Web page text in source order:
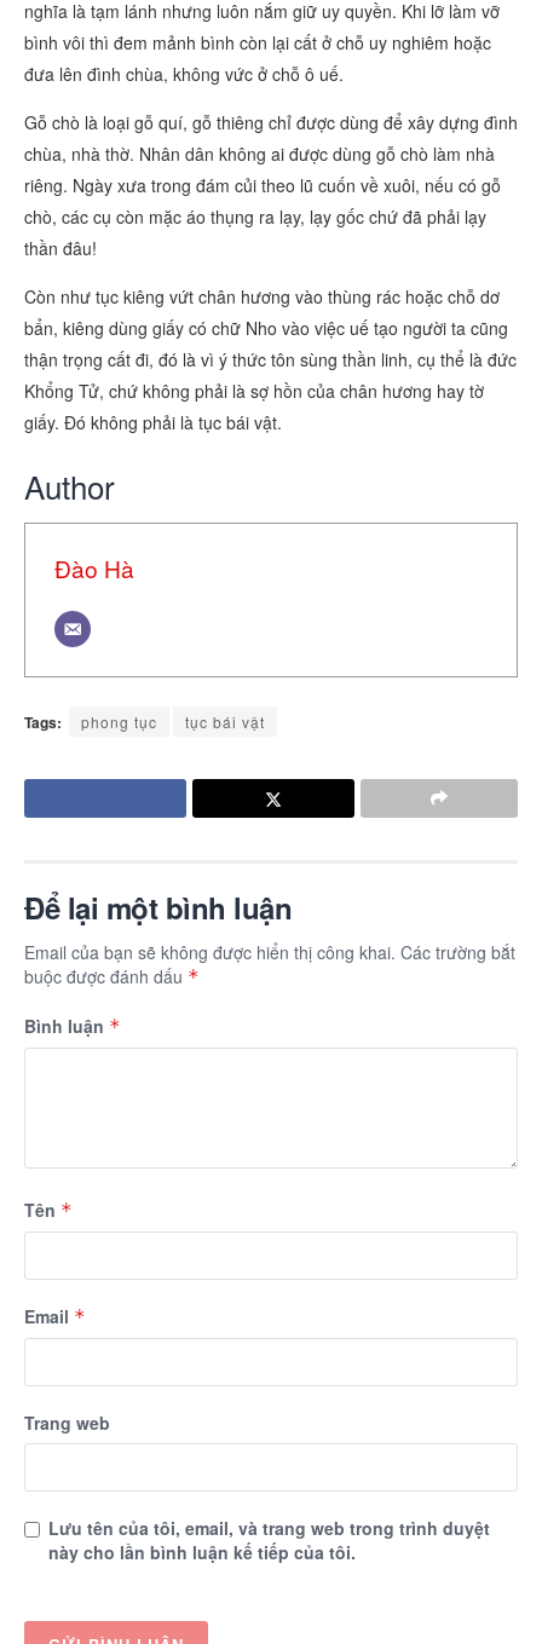
nghĩa là tạm lánh nhưng luôn nắm giữ uy quyền. Khi lỡ làm vỡ
bình vôi thì đem mảnh bình còn lại cất ở chỗ uy nghiêm hoặc
đưa lên đình chùa, không vức ở chỗ ô uế.
Gỗ chò là loại gỗ quí, gỗ thiêng chỉ được dùng để xây dựng đình
chùa, nhà thờ. Nhân dân không ai được dùng gỗ chò làm nhà
riêng. Ngày xưa trong đám củi theo lũ cuốn về xuôi, nếu có gỗ
chò, các cụ còn mặc áo thụng ra lạy, lạy gốc chứ đã phải lạy
thần đâu!
Còn như tục kiêng vứt chân hương vào thùng rác hoặc chỗ dơ
bẩn, kiêng dùng giấy có chữ Nho vào việc uế tạo người ta cũng
thận trọng cất đi, đó là vì ý thức tôn sùng thần linh, cụ thể là đức
Khổng Tử, chứ không phải là sợ hồn của chân hương hay tờ
giấy. Đó không phải là tục bái vật.
Author
Đào Hà
Tags: phong tục tục bái vật
Để lại một bình luận
Email của bạn sẽ không được hiển thị công khai. Các trường bắt
buộc được đánh dấu *
Bình luận *
Tên *
Email *
Trang web
Lưu tên của tôi, email, và trang web trong trình duyệt
này cho lần bình luận kế tiếp của tôi.